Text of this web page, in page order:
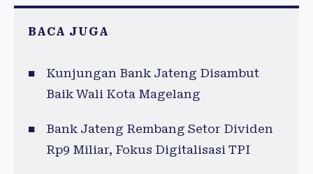
BACA JUGA
Kunjungan Bank Jateng Disambut
Baik Wali Kota Magelang
Bank Jateng Rembang Setor Dividen
Rp9 Miliar, Fokus Digitalisasi TPI